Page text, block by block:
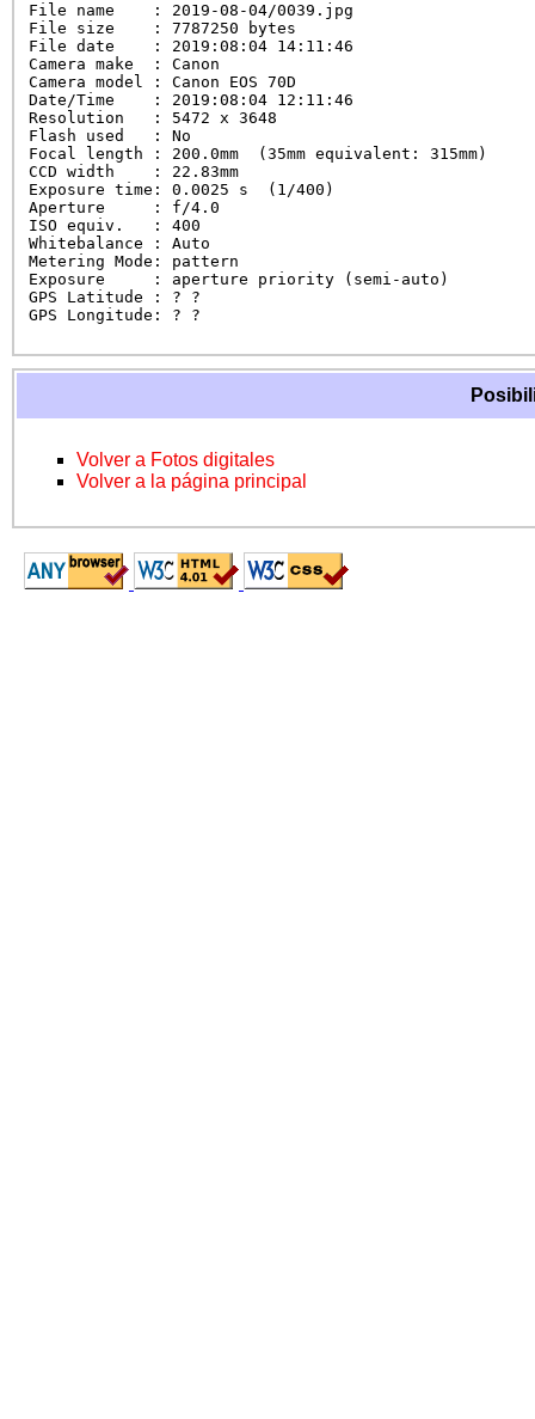
File name    : 2019-08-04/0039.jpg
File size    : 7787250 bytes
File date    : 2019:08:04 14:11:46
Camera make  : Canon
Camera model : Canon EOS 70D
Date/Time    : 2019:08:04 12:11:46
Resolution   : 5472 x 3648
Flash used   : No
Focal length : 200.0mm  (35mm equivalent: 315mm)
CCD width    : 22.83mm
Exposure time: 0.0025 s  (1/400)
Aperture     : f/4.0
ISO equiv.   : 400
Whitebalance : Auto
Metering Mode: pattern
Exposure     : aperture priority (semi-auto)
GPS Latitude : ? ?
GPS Longitude: ? ?
Volver a Fotos digitales
Volver a la página principal